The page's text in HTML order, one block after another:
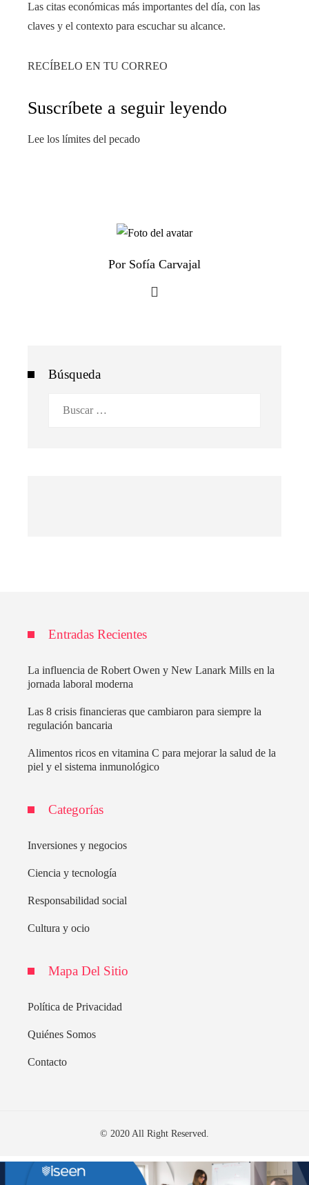
Las citas económicas más importantes del día, con las
claves y el contexto para escuchar su alcance.
RECÍBELO EN TU CORREO
Suscríbete a seguir leyendo
Lee los límites del pecado
Por Sofía Carvajal
Búsqueda
Entradas Recientes
La influencia de Robert Owen y New Lanark Mills en la
jornada laboral moderna
Las 8 crisis financieras que cambiaron para siempre la
regulación bancaria
Alimentos ricos en vitamina C para mejorar la salud de la
piel y el sistema inmunológico
Categorías
Inversiones y negocios
Ciencia y tecnología
Responsabilidad social
Cultura y ocio
Mapa Del Sitio
Política de Privacidad
Quiénes Somos
Contacto
© 2020 All Right Reserved.